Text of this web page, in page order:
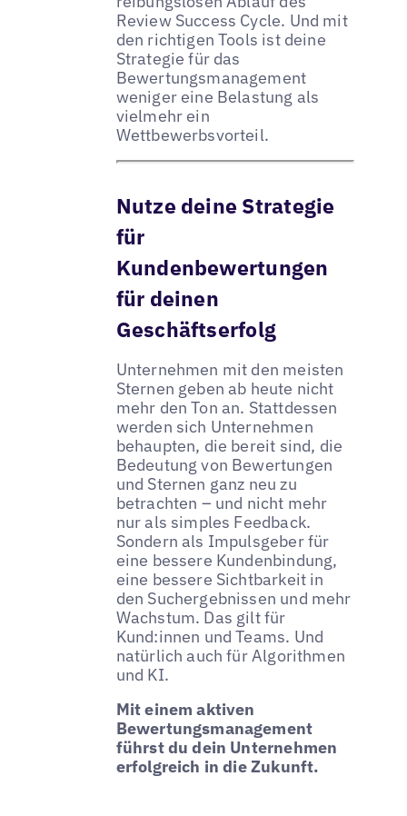
Review Success Cycle. Und mit
den richtigen Tools ist deine
Strategie für das
Bewertungsmanagement
weniger eine Belastung als
vielmehr ein
Wettbewerbsvorteil.
Nutze deine Strategie
für
Kundenbewertungen
für deinen
Geschäftserfolg
Unternehmen mit den meisten
Sternen geben ab heute nicht
mehr den Ton an. Stattdessen
werden sich Unternehmen
behaupten, die bereit sind, die
Bedeutung von Bewertungen
und Sternen ganz neu zu
betrachten – und nicht mehr
nur als simples Feedback.
Sondern als Impulsgeber für
eine bessere Kundenbindung,
eine bessere Sichtbarkeit in
den Suchergebnissen und mehr
Wachstum. Das gilt für
Kund:innen und Teams. Und
natürlich auch für Algorithmen
und KI.
Mit einem aktiven
Bewertungsmanagement
führst du dein Unternehmen
erfolgreich in die Zukunft.